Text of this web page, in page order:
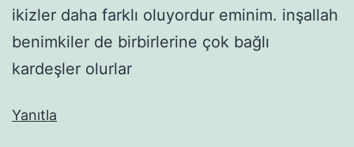
ikizler daha farklı oluyordur eminim. inşallah
benimkiler de birbirlerine çok bağlı
kardeşler olurlar
Yanıtla